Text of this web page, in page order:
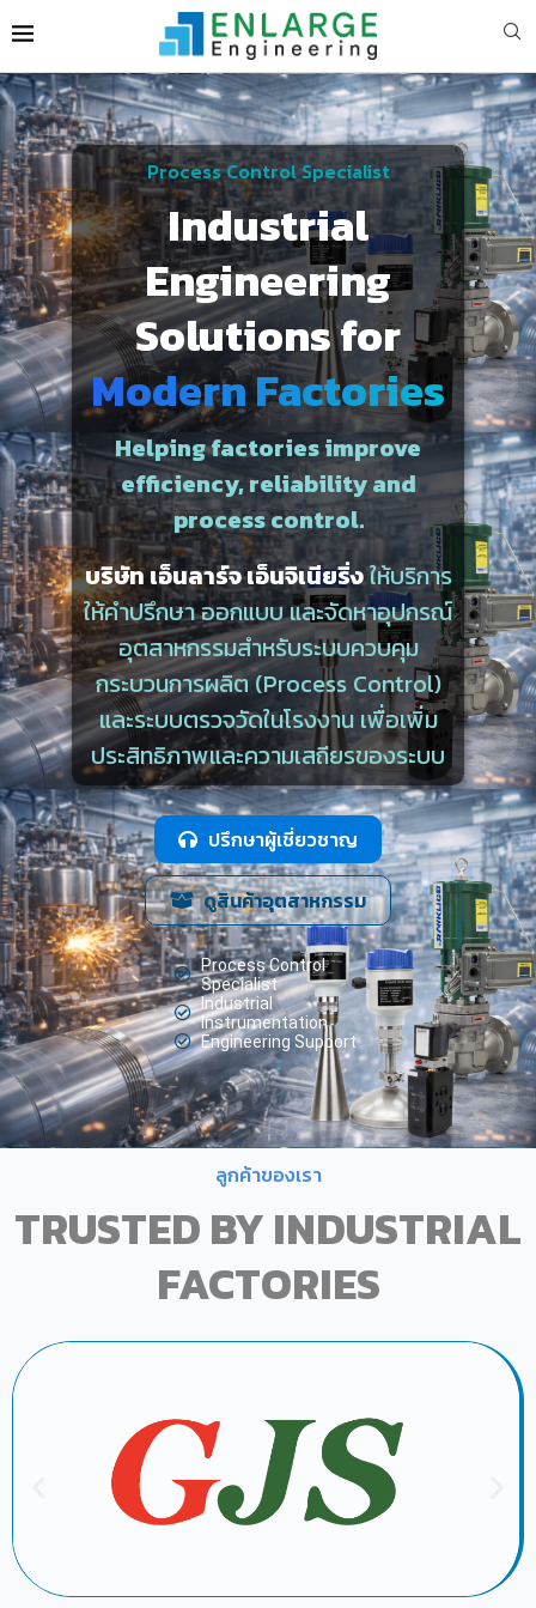
Process Control Specialist
Industrial
Engineering
Solutions for
Modern Factories
Helping factories improve
efficiency, reliability and
process control.
บริษัท เอ็นลาร์จ เอ็นจิเนียริ่งให้บริการ
ให้คำปรึกษา ออกแบบ และจัดหาอุปกรณ์
อุตสาหกรรมสำหรับระบบควบคุม
กระบวนการผลิต (Process Control)
และระบบตรวจวัดในโรงงาน เพื่อเพิ่ม
ประสิทธิภาพและความเสถียรของระบบ
ปรึกษาผู้เชี่ยวชาญ
ดูสินค้าอุตสาหกรรม
Process Control
Specialist
Industrial
Instrumentation
Engineering Support
ลูกค้าของเรา
TRUSTED BY INDUSTRIAL
FACTORIES